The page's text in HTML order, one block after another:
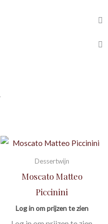
Dessertwijn
Moscato Matteo
Piccinini
Log in om prijzen te zien